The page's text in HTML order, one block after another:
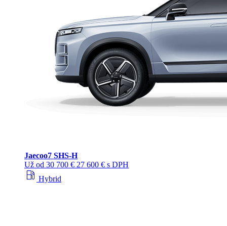
Jaecoo7 SHS-H
Už od 30 700 € 27 600 € s DPH
local_gas_station Hybrid